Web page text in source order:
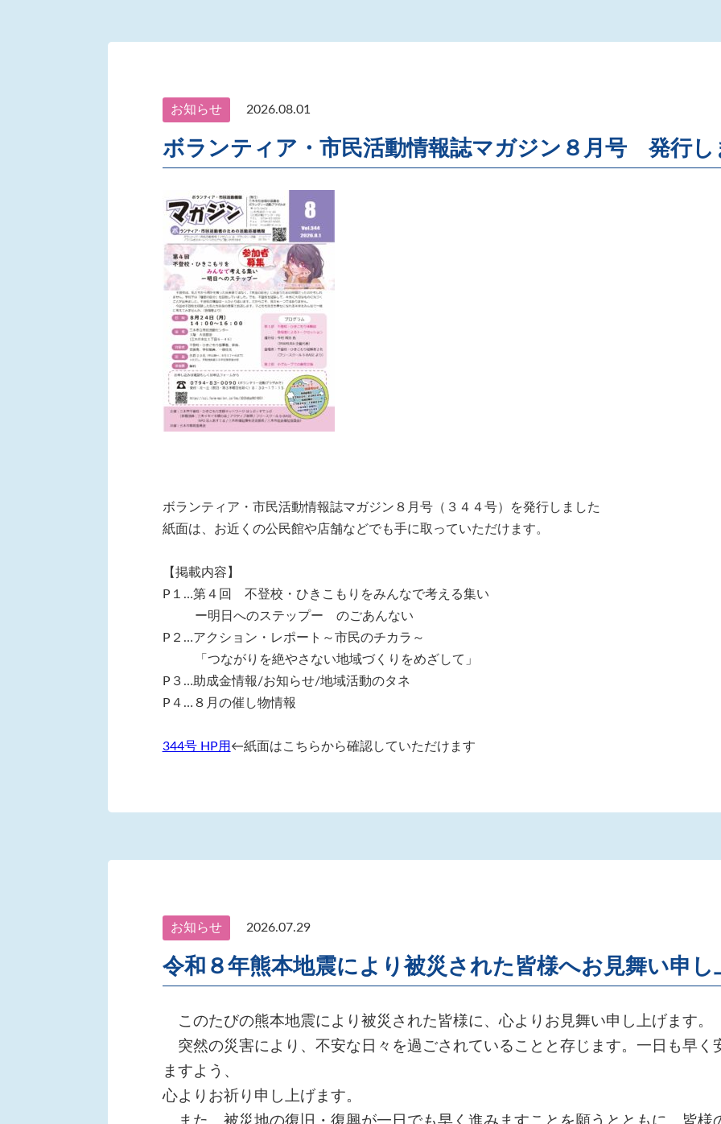
お知らせ 2026.08.01
ボランティア・市民活動情報誌マガジン８月号 発行し
ボランティア・市民活動情報誌マガジン８月号（３４４号）を発行しました
紙面は、お近くの公民館や店舗などでも手に取っていただけます。
【掲載内容】
P１…第４回 不登校・ひきこもりをみんなで考える集い
ー明日へのステップー のごあんない
P２…アクション・レポート～市民のチカラ～
「つながりを絶やさない地域づくりをめざして」
P３…助成金情報/お知らせ/地域活動のタネ
P４…８月の催し物情報
344号 HP用 ←紙面はこちらから確認していただけます
お知らせ 2026.07.29
令和８年熊本地震により被災された皆様へお見舞い申し
このたびの熊本地震により被災された皆様に、心よりお見舞い申し上げます。
突然の災害により、不安な日々を過ごされていることと存じます。一日も早く
ますよう、
心よりお祈り申し上げます。
また、被災地の復旧・復興が一日でも早く進みますことを願うとともに、皆様